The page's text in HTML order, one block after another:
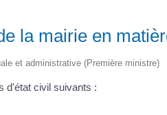
la mairie en
et administrative (Première ministre)
d'état civil suivants :